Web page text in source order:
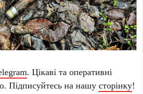
. Цікаві та оперативні
Підписуйтесь на нашусторінку!